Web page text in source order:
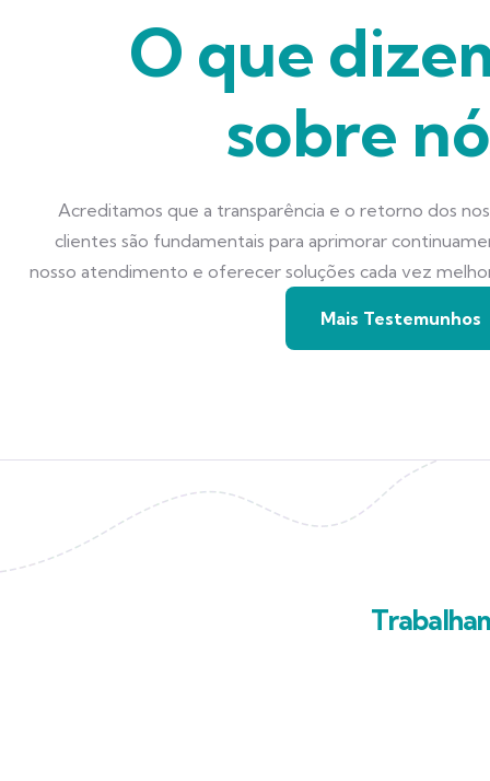
O que
sobre
Acreditamos que a transparência e o retorno dos
clientes são fundamentais para aprimorar
nosso atendimento e oferecer soluções cada vez
Mais Testemunhos